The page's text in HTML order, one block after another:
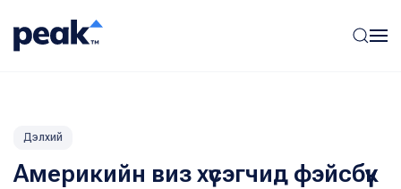
Дэлхий
Америкийн виз хүсэгчид фэйсбүүк